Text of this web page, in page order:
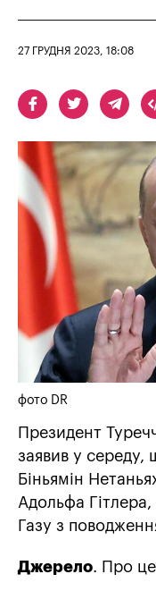
27 ГРУДНЯ 2023, 18:08
фото DR
Президент
заявив у середу,
Біньямін
Адольфа Гітлера,
Газу з
Джерело. Про